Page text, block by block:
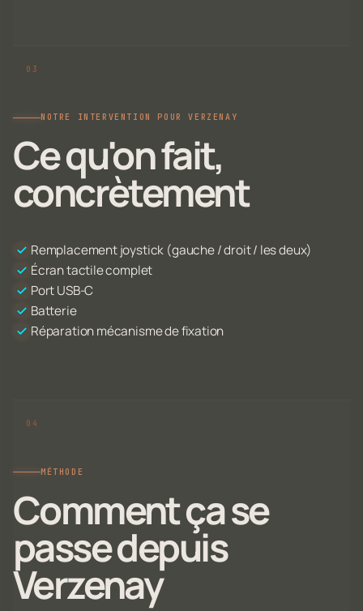
NOTRE INTERVENTION POUR VERZENAY
Ce qu'on fait,
concrètement
Remplacement joystick (gauche / droit / les deux)
Écran tactile complet
Port USB-C
Batterie
Réparation mécanisme de fixation
MÉTHODE
Comment ça se
passe depuis
Verzenay